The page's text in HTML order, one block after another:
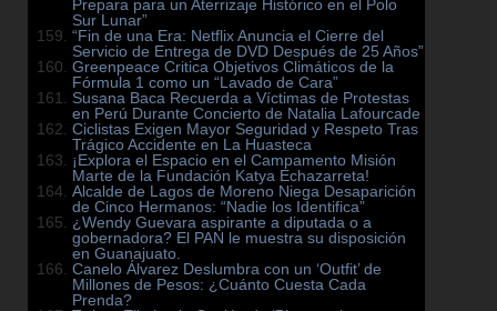
Prepara para un Aterrizaje Histórico en el Polo
Sur Lunar”
“Fin de una Era: Netflix Anuncia el Cierre del
Servicio de Entrega de DVD Después de 25 Años”
Greenpeace Critica Objetivos Climáticos de la
Fórmula 1 como un “Lavado de Cara”
Susana Baca Recuerda a Víctimas de Protestas
en Perú Durante Concierto de Natalia Lafourcade
Ciclistas Exigen Mayor Seguridad y Respeto Tras
Trágico Accidente en La Huasteca
¡Explora el Espacio en el Campamento Misión
Marte de la Fundación Katya Echazarreta!
Alcalde de Lagos de Moreno Niega Desaparición
de Cinco Hermanos: “Nadie los Identifica”
¿Wendy Guevara aspirante a diputada o a
gobernadora? El PAN le muestra su disposición
en Guanajuato.
Canelo Álvarez Deslumbra con un ‘Outfit’ de
Millones de Pesos: ¿Cuánto Cuesta Cada
Prenda?